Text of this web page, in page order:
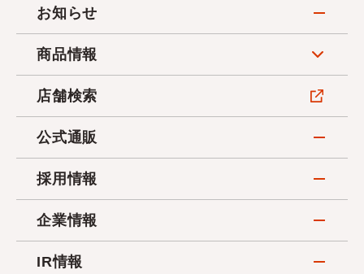
お知らせ
商品情報
店舗検索
公式通販
採用情報
企業情報
IR情報